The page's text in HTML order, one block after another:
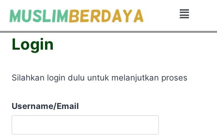
Login
Silahkan login dulu untuk melanjutkan proses
Username/Email